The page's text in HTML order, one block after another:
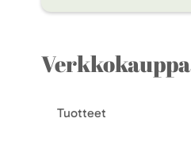
Verkkokauppa
Tuotteet